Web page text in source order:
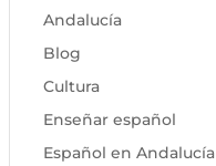
Andalucía
Blog
Cultura
Enseñar español
Español en Andalucía